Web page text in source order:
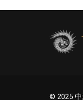
© 2025 中